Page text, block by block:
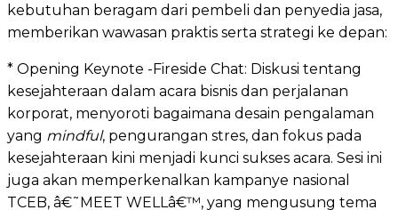
kebutuhan beragam dari pembeli dan penyedia jasa,
memberikan wawasan praktis serta strategi ke depan:
* Opening Keynote -Fireside Chat: Diskusi tentang
kesejahteraan dalam acara bisnis dan perjalanan
korporat, menyoroti bagaimana desain pengalaman
yang mindful, pengurangan stres, dan fokus pada
kesejahteraan kini menjadi kunci sukses acara. Sesi ini
juga akan memperkenalkan kampanye nasional
TCEB, â€˜MEET WELLâ€™, yang mengusung tema